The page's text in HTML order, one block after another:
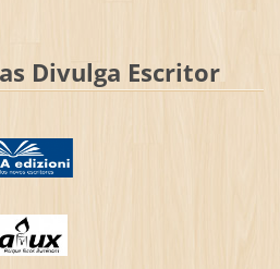
Divulga Escritor